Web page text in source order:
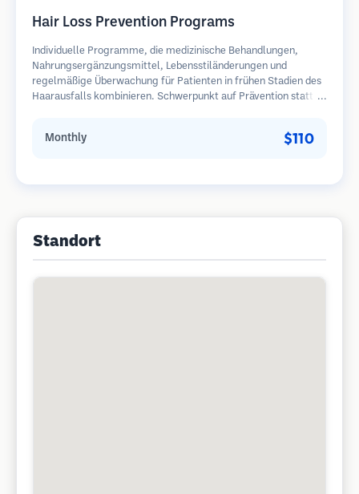
Hair Loss Prevention Programs
Individuelle Programme, die medizinische Behandlungen,
Nahrungsergänzungsmittel, Lebensstiländerungen und
regelmäßige Überwachung für Patienten in frühen Stadien des
Haarausfalls kombinieren. Schwerpunkt auf Prävention statt
Monthly $110
Standort